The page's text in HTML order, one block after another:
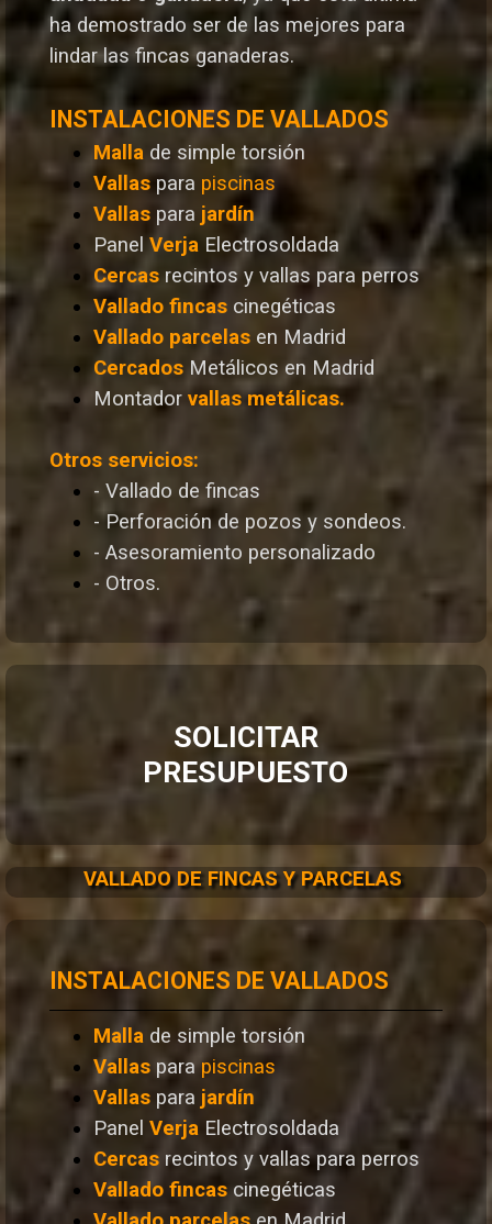
ha demostrado ser de las mejores para
lindar las fincas ganaderas.
INSTALACIONES DE VALLADOS
Malla de simple torsión
Vallas para piscinas
Vallas para jardín
Panel Verja Electrosoldada
Cercas recintos y vallas para perros
Vallado fincas cinegéticas
Vallado parcelas en Madrid
Cercados Metálicos en Madrid
Montador vallas metálicas.
Otros servicios:
- Vallado de fincas
- Perforación de pozos y sondeos.
- Asesoramiento personalizado
- Otros.
SOLICITAR
PRESUPUESTO
VALLADO DE FINCAS Y PARCELAS
INSTALACIONES DE VALLADOS
Malla de simple torsión
Vallas parapiscinas
Vallas para jardín
Panel Verja Electrosoldada
Cercas recintos y vallas para perros
Vallado fincas cinegéticas